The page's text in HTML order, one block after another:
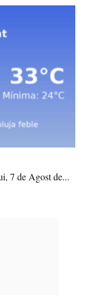
7 de Agost de...